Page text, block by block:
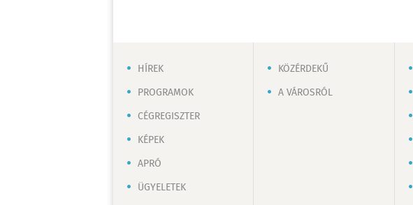
HÍREK
PROGRAMOK
CÉGREGISZTER
KÉPEK
APRÓ
ÜGYELETEK
KÖZÉRDEKŰ
A VÁROSRÓL